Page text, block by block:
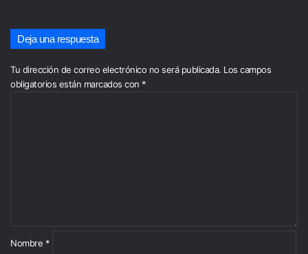
Deja una respuesta
Tu dirección de correo electrónico no será publicada. Los campos
obligatorios están marcados con *
*
Nombre *